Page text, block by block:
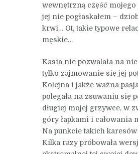
wewnętrzną część mojego
jej nie pogłaskałem –
krwi… Ot, takie typowe
męskie…
Kasia nie pozwalała na
tylko zajmowanie się jej
Kolejna i jakże ważna
polegała na zsuwaniu się
długiej mojej grzywce, w
góry łapkami i całowania
Na punkcie takich karesów
Kilka razy próbowała